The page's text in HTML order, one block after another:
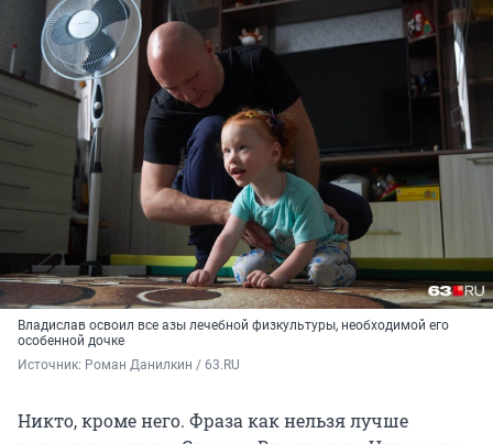
Владислав освоил все азы лечебной физкультуры, необходимой его
особенной дочке
Источник: Роман Данилкин / 63.RU
Никто, кроме него. Фраза как нельзя лучше